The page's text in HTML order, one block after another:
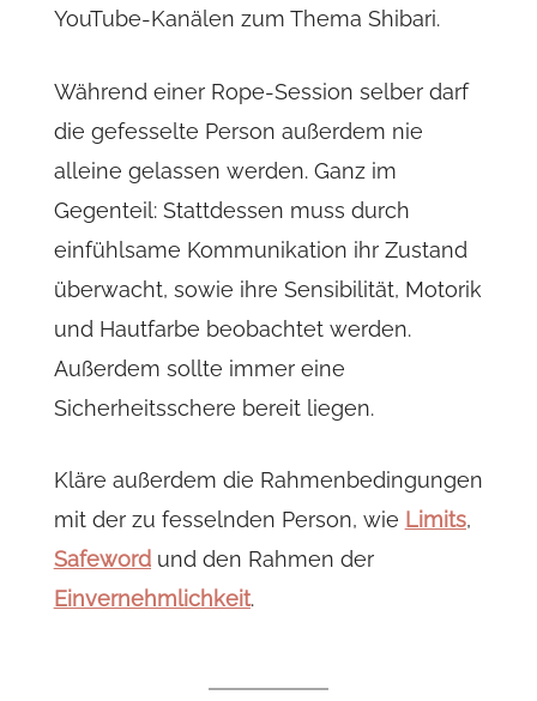
YouTube-Kanälen zum Thema Shibari.
Während einer Rope-Session selber darf
die gefesselte Person außerdem nie
alleine gelassen werden. Ganz im
Gegenteil: Stattdessen muss durch
einfühlsame Kommunikation ihr Zustand
überwacht, sowie ihre Sensibilität, Motorik
und Hautfarbe beobachtet werden.
Außerdem sollte immer eine
Sicherheitsschere bereit liegen.
Kläre außerdem die Rahmenbedingungen
mit der zu fesselnden Person, wie Limits,
Safewordund den Rahmen der
Einvernehmlichkeit.